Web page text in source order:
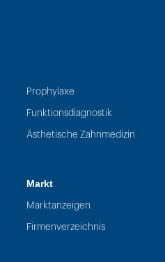
Prophylaxe
Funktionsdiagnostik
Ästhetische Zahnmedizin
Markt
Marktanzeigen
Firmenverzeichnis